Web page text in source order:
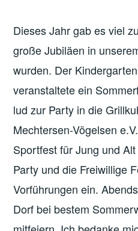
Dieses Jahr gab es viel
große Jubiläen in
wurden. Der
veranstaltete ein
lud zur Party in die
Mechtersen-Vögelsen
Sportfest für Jung und
Party und die Freiwillige
Vorführungen ein.
Dorf bei bestem